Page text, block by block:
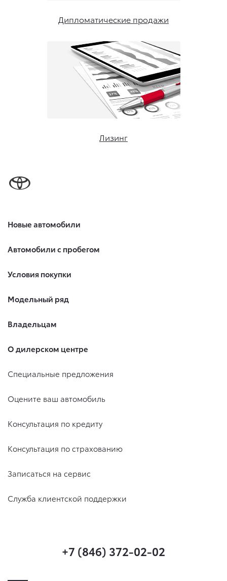
Дипломатические продажи
Лизинг
Новые автомобили
Автомобили с пробегом
Условия покупки
Модельный ряд
Владельцам
О дилерском центре
Специальные предложения
Оцените ваш автомобиль
Консультация по кредиту
Консультация по страхованию
Записаться на сервис
Служба клиентской поддержки
+7 (846) 372-02-02